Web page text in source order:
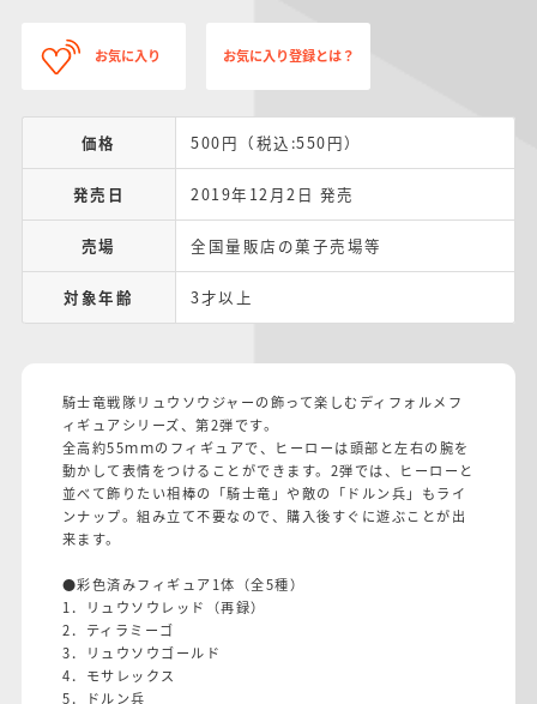
お気に入り お気に入り登録とは？
価格 500円（税込:550円）
発売日 2019年12月2日 発売
売場 全国量販店の菓子売場等
対象年齢 3才以上
騎士竜戦隊リュウソウジャーの飾って楽しむディフォルメフ
ィギュアシリーズ、第2弾です。
全高約55ｍｍのフィギュアで、ヒーローは頭部と左右の腕を
動かして表情をつけることができます。2弾では、ヒーローと
並べて飾りたい相棒の「騎士竜」や敵の「ドルン兵」もライ
ンナップ。組み立て不要なので、購入後すぐに遊ぶことが出
来ます。
●彩色済みフィギュア1体（全5種）
1．リュウソウレッド（再録）
2．ティラミーゴ
3．リュウソウゴールド
4．モサレックス
5．ドルン兵